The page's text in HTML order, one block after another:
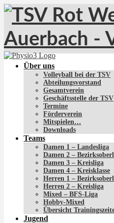
Über uns
Volleyball bei der TSV
Abteilungsvorstand
Gesamtverein
Geschäftsstelle der TSV
Termine
Förderverein
Mitspielen…
Downloads
Teams
Damen 1 – Landesliga
Damen 2 –
Damen 3 – Kreisliga
Damen 4 – Kreisklasse
Herren 1 –
Herren 2 – Kreisliga
Mixed – BFS-Liga
Hobby-Mixed
Übersicht
Jugend